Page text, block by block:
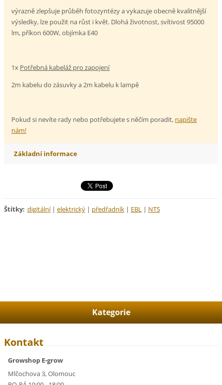
výrazně zlepšuje průběh fotozyntézy a vykazuje obecně kvalitnější
výsledky, lze použit na růst i květ. Dlohá životnost, svítivost 95000
lm, příkon 600W, objímka E40
1x Potřebná kabeláž pro zapojení
2m kabelu do zásuvky a 2m kabelu k lampě
Pokud si nevíte rady nebo potřebujete s něčím poradit, napište
nám!
Základní informace
Štítky: digitální | elektrický | předřadník | EBL | NTS
Kategorie
Kontakt
Growshop E-grow
Mlčochova 3, Olomouc